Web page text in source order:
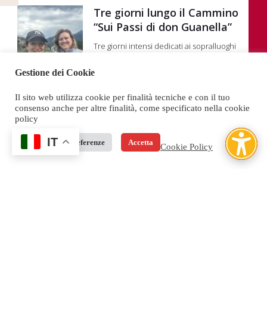
Tre giorni lungo il Cammino
“Sui Passi di don Guanella”
Tre giorni intensi dedicati ai sopralluoghi
Avviso Unico Cultura 2026 Dieci progetti
finanziati a Como
La Provincia di Como
Gestione dei Cookie
Il sito web utilizza cookie per finalità tecniche e con il tuo
consenso anche per altre finalità, come specificato nella cookie
policy
Preferenze Accetta Cookie Policy
IT